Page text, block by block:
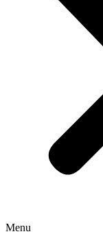
Menu